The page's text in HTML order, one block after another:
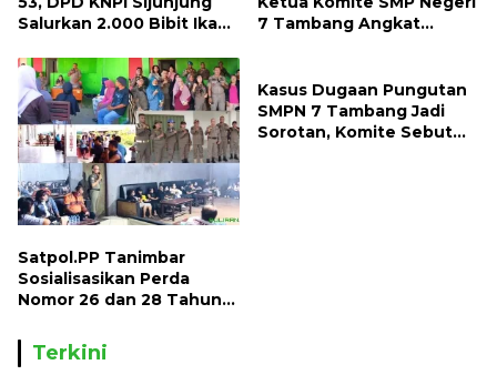
Salurkan 2.000 Bibit Ikan
7 Tambang Angkat
Satpol.PP Tanimbar
Sosialisasikan Perda
Nomor 26 dan 28 Tahun
Kasus Dugaan Pungutan
SMPN 7 Tambang Jadi
Sorotan, Komite Sebut
Terkini